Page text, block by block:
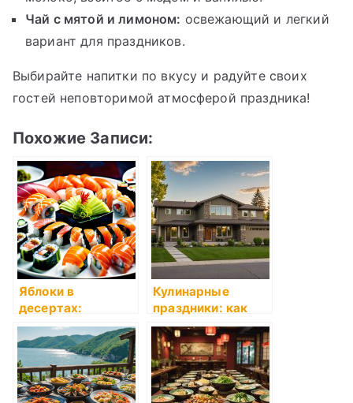
Чай с мятой и лимоном: освежающий и легкий
вариант для праздников.
Выбирайте напитки по вкусу и радуйте своих
гостей неповторимой атмосферой праздника!
Похожие Записи:
Яблоки в
десертах:
универсальные
рецепты
Кулинарные
праздники: как
отметить